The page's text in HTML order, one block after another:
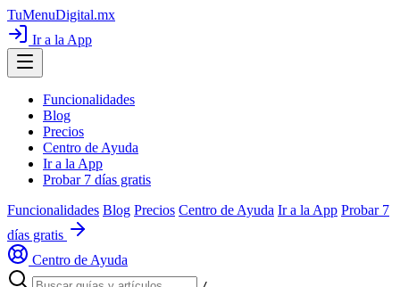
TuMenuDigital.mx
Ir a la App
Funcionalidades
Blog
Precios
Centro de Ayuda
Ir a la App
Probar 7 días gratis
Funcionalidades Blog Precios Centro de Ayuda Ir a la App Probar 7
días gratis
Centro de Ayuda